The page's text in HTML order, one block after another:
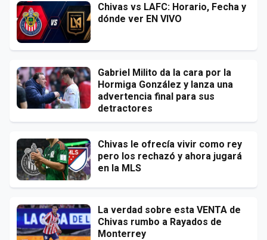
Chivas vs LAFC: Horario, Fecha y
dónde ver EN VIVO
Gabriel Milito da la cara por la
Hormiga González y lanza una
advertencia final para sus
detractores
Chivas le ofrecía vivir como rey
pero los rechazó y ahora jugará
en la MLS
La verdad sobre esta VENTA de
Chivas rumbo a Rayados de
Monterrey